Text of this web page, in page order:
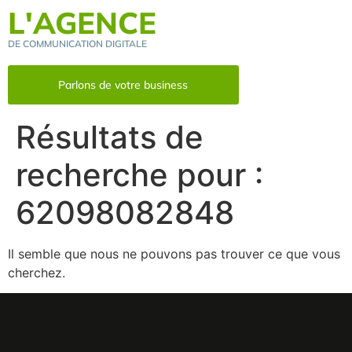
L'AGENCE
DE COMMUNICATION DIGITALE
Parlons de votre business
Résultats de
recherche pour :
62098082848
Il semble que nous ne pouvons pas trouver ce que vous
cherchez.